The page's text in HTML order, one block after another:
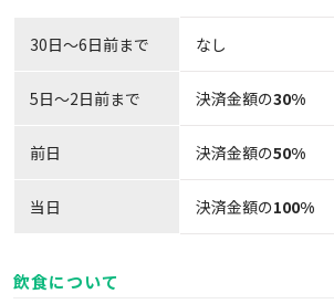
30日〜6日前まで なし
5日～2日前まで 決済金額の30%
前日 決済金額の50%
当日 決済金額の100%
飲食について